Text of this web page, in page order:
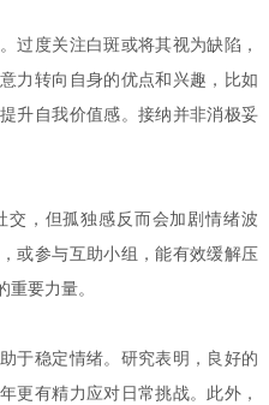
过度关注白斑或将其视为缺陷，
力转向自身的优点和兴趣，比如
升自我价值感。接纳并非消极妥
，但孤独感反而会加剧情绪波
或参与互助小组，能有效缓解压
要力量。
于稳定情绪。研究表明，良好的
更有精力应对日常挑战。此外，